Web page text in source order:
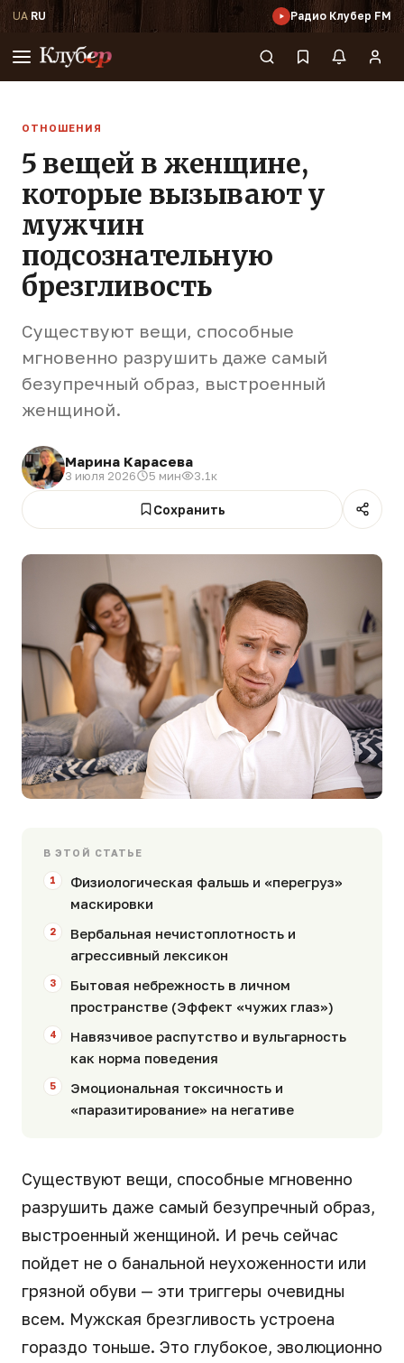
UA·RU Радио Клубер FM
ОТНОШЕНИЯ
5 вещей в женщине,
которые вызывают у
мужчин
подсознательную
брезгливость
Существуют вещи, способные
мгновенно разрушить даже самый
безупречный образ, выстроенный
женщиной.
Марина Карасева
3 июля 2026 5 мин 3.1к
Сохранить
В ЭТОЙ СТАТЬЕ
Физиологическая фальшь и «перегруз»
маскировки
Вербальная нечистоплотность и
агрессивный лексикон
Бытовая небрежность в личном
пространстве (Эффект «чужих глаз»)
Навязчивое распутство и вульгарность
как норма поведения
Эмоциональная токсичность и
«паразитирование» на негативе
Существуют вещи, способные мгновенно
разрушить даже самый безупречный образ,
выстроенный женщиной. И речь сейчас
пойдет не о банальной неухоженности или
грязной обуви — эти триггеры очевидны
всем. Мужская брезгливость устроена
гораздо тоньше. Это глубокое, эволюционно